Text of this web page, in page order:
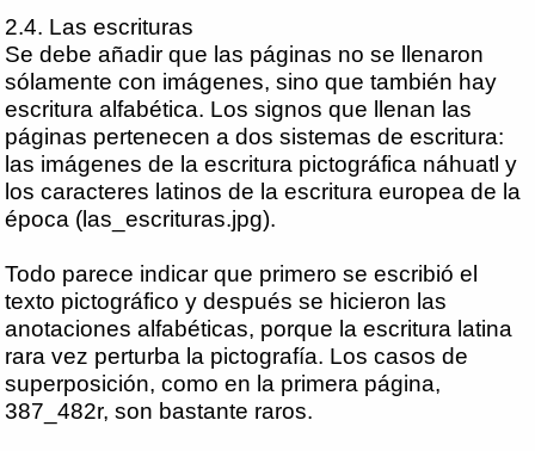
2.4. Las escrituras
Se debe añadir que las páginas no se llenaron
sólamente con imágenes, sino que también hay
escritura alfabética. Los signos que llenan las
páginas pertenecen a dos sistemas de escritura:
las imágenes de la escritura pictográfica náhuatl y
los caracteres latinos de la escritura europea de la
época (las_escrituras.jpg).
Todo parece indicar que primero se escribió el
texto pictográfico y después se hicieron las
anotaciones alfabéticas, porque la escritura latina
rara vez perturba la pictografía. Los casos de
superposición, como en la primera página,
387_482r, son bastante raros.